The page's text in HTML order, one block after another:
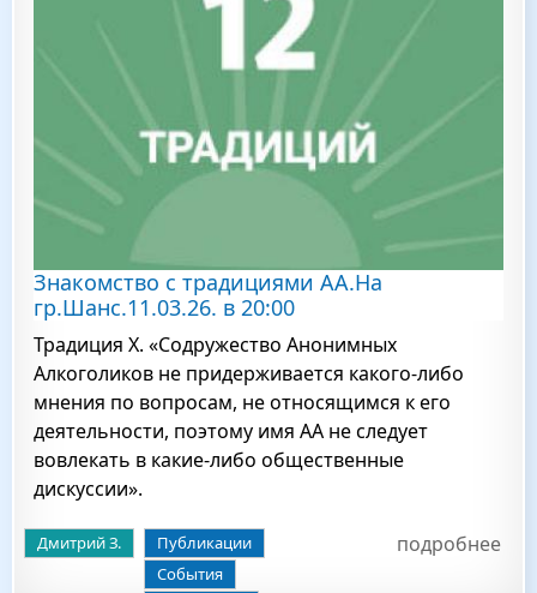
Знакомство с традициями АА.На
гр.Шанс.11.03.26. в 20:00
Традиция X. «Содружество Анонимных
Алкоголиков не придерживается какого-либо
мнения по вопросам, не относящимся к его
деятельности, поэтому имя АА не следует
вовлекать в какие-либо общественные
дискуссии».
Дмитрий З.
Публикации
События
подробнее